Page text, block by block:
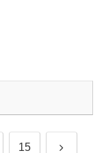
15 次